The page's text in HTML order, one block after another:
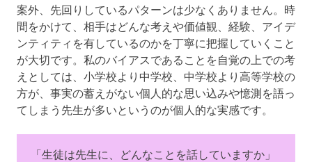
案外、先回りしているパターンは少なくありません。時
間をかけて、相手はどんな考えや価値観、経験、アイデ
ンティティを有しているのかを丁寧に把握していくこと
が大切です。私のバイアスであることを自覚の上での考
えとしては、小学校より中学校、中学校より高等学校の
方が、事実の蓄えがない個人的な思い込みや憶測を語っ
てしまう先生が多いというのが個人的な実感です。
「生徒は先生に、どんなことを話していますか」